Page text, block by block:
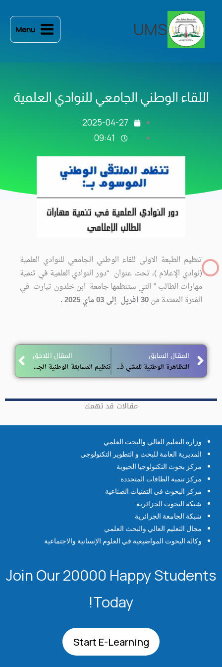
المحتوى
UMS
Menu
اللقاء الوطني الجامعي للنوادي العلمية
2025-04-27
09:41
تنظيم الطبعة الاولى للقاء الوطني الجامعي للنوادي العلمية
(نوادي الإعلام )، تحت عنوان “دور النوادي العلمية في تنمية
مهارات الطالب ” التي ستنظمها جامعة ابن خلدون تيارت في
الفترة الممتدة من30 افريل إلى 03 ماي 2025 .
Prev
المقال السابق
التظاهرة الوطنية للمشي في الجبال
المقال اللاحق
تنظيم المسابقة الوطنية الجامعية في البرمجة باستخدام تقنيات الذكاء الإصطناعي‎
مقالات قد تهمك
وزارة التعليم العالي والبحث العلمي
المديرية العامة للبحث و التطوير التكنولوجي
مركز بحوث التكنولوجيا الحيوية
مركز تنمية الطاقات المتجددة
مركز البحوث في التقنيات الصناعية
شبكة البحوث الجزائرية
شبكة الجامعة الجزائرية
مجال التعليم العالي والبحث العلمي
وكالة البحوث المواضيعية في العلوم الإنسانية والاجتماعية
Join Our 20000 Happy Students​
Today!
Start E-Learning